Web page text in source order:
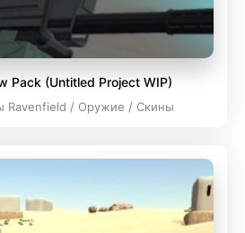
Pack (Untitled Project WIP)
Ravenfield / Оружие / Скины